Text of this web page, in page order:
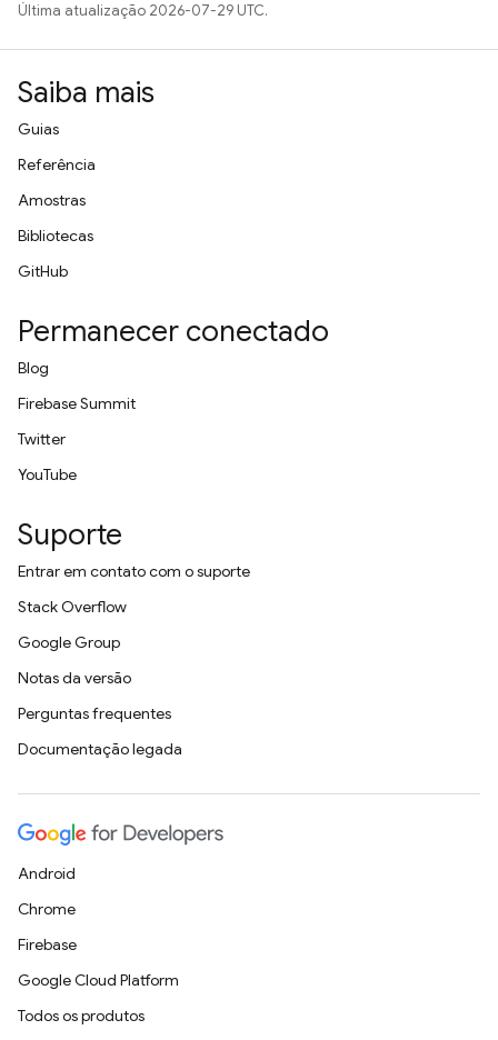
Última atualização 2026-07-29 UTC.
Saiba mais
Guias
Referência
Amostras
Bibliotecas
GitHub
Permanecer conectado
Blog
Firebase Summit
Twitter
YouTube
Suporte
Entrar em contato com o suporte
Stack Overflow
Google Group
Notas da versão
Perguntas frequentes
Documentação legada
Android
Chrome
Firebase
Google Cloud Platform
Todos os produtos